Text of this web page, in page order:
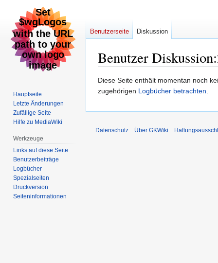
Benutzer Diskussion:
Zur
Navigation
Zur
Suche
Diese Seite enthält momentan noch
zugehörigen Logbücher betrachten.
Benutzerseite Diskussion
Hauptseite
Letzte Änderungen
Zufällige Seite
Hilfe zu MediaWiki
Werkzeuge
Links auf diese Seite
Benutzerbeiträge
Logbücher
Spezialseiten
Druckversion
Seiten­informationen
Datenschutz Über GKWiki